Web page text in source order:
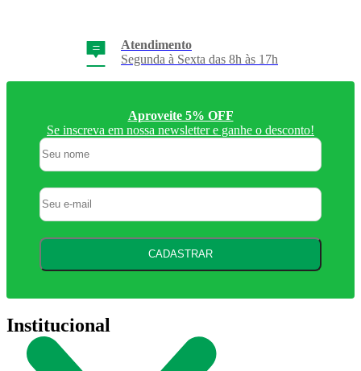
Frete Grátis
Consulte Regulamento
Aproveite 5% OFF
Se inscreva em nossa newsletter e ganhe o desconto!
CADASTRAR
Institucional